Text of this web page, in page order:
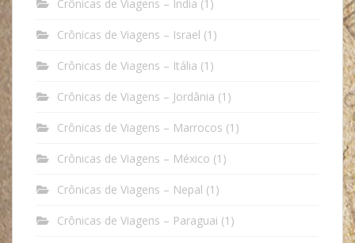
Crônicas de Viagens – Índia (1)
Crônicas de Viagens – Israel (1)
Crônicas de Viagens – Itália (1)
Crônicas de Viagens – Jordânia (1)
Crônicas de Viagens – Marrocos (1)
Crônicas de Viagens – México (1)
Crônicas de Viagens – Nepal (1)
Crônicas de Viagens – Paraguai (1)